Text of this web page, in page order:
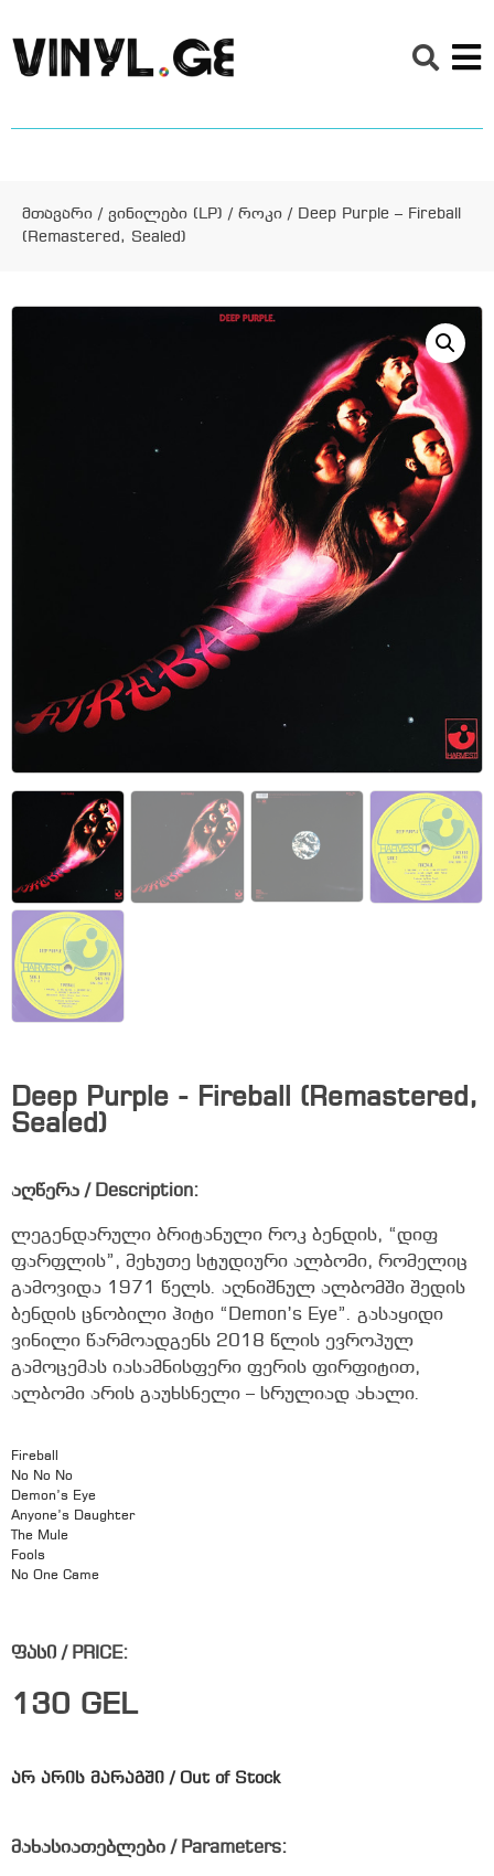
მთავარი / ვინილები (LP) / როკი / Deep Purple – Fireball
(Remastered, Sealed)
Deep Purple - Fireball (Remastered,
Sealed)
აღწერა / Description:
ლეგენდარული ბრიტანული როკ ბენდის, “დიფ
ფარფლის”, მეხუთე სტუდიური ალბომი, რომელიც
გამოვიდა 1971 წელს. აღნიშნულ ალბომში შედის
ბენდის ცნობილი ჰიტი “Demon’s Eye”. გასაყიდი
ვინილი წარმოადგენს 2018 წლის ევროპულ
გამოცემას იასამნისფერი ფერის ფირფიტით,
ალბომი არის გაუხსნელი – სრულიად ახალი.
Fireball
No No No
Demon’s Eye
Anyone’s Daughter
The Mule
Fools
No One Came
ფასი / PRICE:
130 GEL
არ არის მარაგში / Out of Stock
მახასიათებლები / Parameters: